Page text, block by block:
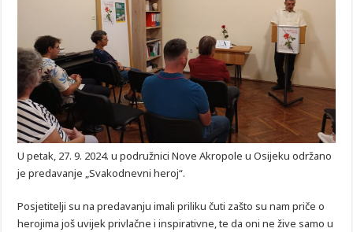
U petak, 27. 9. 2024. u podružnici Nove Akropole u Osijeku održano
je predavanje „Svakodnevni heroj“.
Posjetitelji su na predavanju imali priliku čuti zašto su nam priče o
herojima još uvijek privlačne i inspirativne, te da oni ne žive samo u